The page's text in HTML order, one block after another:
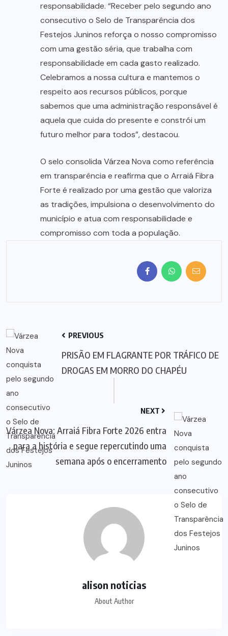
responsabilidade. “Receber pelo segundo ano
consecutivo o Selo de Transparência dos
Festejos Juninos reforça o nosso compromisso
com uma gestão séria, que trabalha com
responsabilidade em cada gasto realizado.
Celebramos a nossa cultura e mantemos o
respeito aos recursos públicos, porque
sabemos que uma administração responsável é
aquela que cuida do presente e constrói um
futuro melhor para todos”, destacou.
O selo consolida Várzea Nova como referência
em transparência e reafirma que o Arraiá Fibra
Forte é realizado por uma gestão que valoriza
as tradições, impulsiona o desenvolvimento do
município e atua com responsabilidade e
compromisso com toda a população.
PREVIOUS
PRISÃO EM FLAGRANTE POR TRÁFICO DE
DROGAS EM MORRO DO CHAPÉU
NEXT
Várzea Nova: Arraiá Fibra Forte 2026 entra
para a história e segue repercutindo uma
semana após o encerramento
alison noticias
About Author